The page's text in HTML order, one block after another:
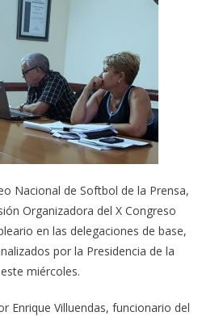
Nacional de Softbol de la Prensa,
Organizadora del X Congreso
en las delegaciones de base,
por la Presidencia de la
miércoles.
Enrique Villuendas, funcionario del